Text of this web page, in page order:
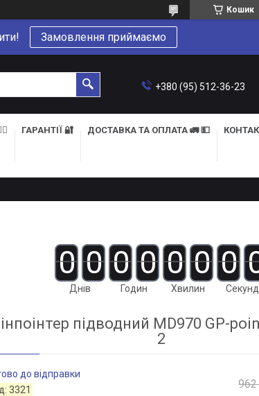
Кошик
Замовлення приймаємо
+380 (95) 512-36-23
ГАРАНТІЇ 🔐 ДОСТАВКА ТА ОПЛАТА 🚛 💵
0 0
Днів
0 0
Годин
0 0
Хвилин
0
Секунд
підводний MD970 GP-
2
до відправки
3321